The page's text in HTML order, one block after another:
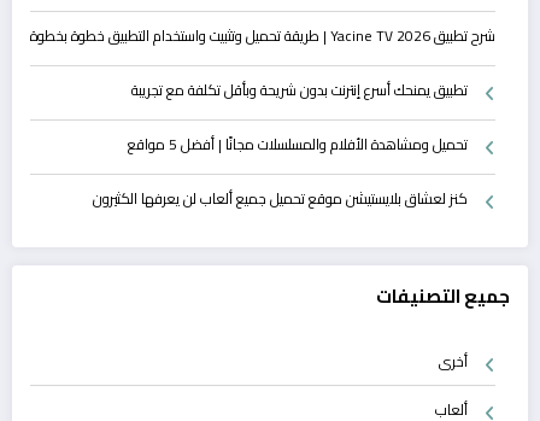
شرح تطبيق Yacine TV 2026 | طريقة تحميل وتثبيت واستخدام التطبيق خطوة بخطوة
تطبيق يمنحك أسرع إنترنت بدون شريحة وبأقل تكلفة مع تجريبة
تحميل ومشاهدة الأفلام والمسلسلات مجانًا | أفضل 5 مواقع
كنز لعشاق بلايستيشن موقع تحميل جميع ألعاب لن يعرفها الكثيرون
جميع التصنيفات
أخرى
ألعاب